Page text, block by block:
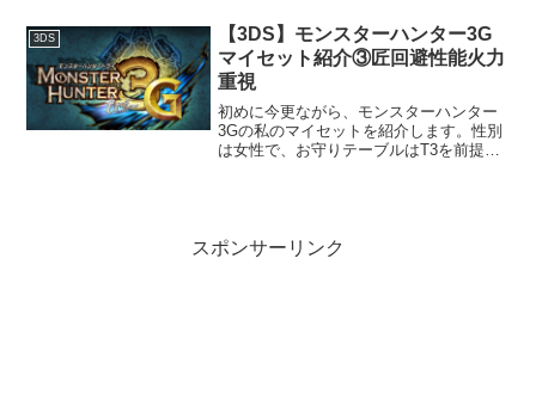
高く評価されているダンジョンRPGで
す。本作...
3DS
【3DS】モンスターハンター3G
マイセット紹介③匠回避性能火力
重視
初めに今更ながら、モンスターハンター
3Gの私のマイセットを紹介します。性別
は女性で、お守りテーブルはT3を前提と
スポンサーリンク